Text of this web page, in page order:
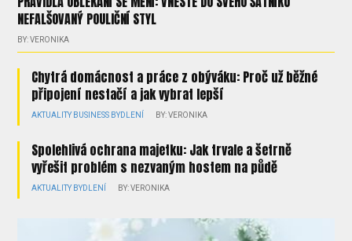
NEFALŠOVANÝ POULIČNÍ STYL
BY: VERONIKA
Chytrá domácnost a práce z obýváku: Proč už běžné
připojení nestačí a jak vybrat lepší
AKTUALITY BUSINESS BYDLENÍ BY: VERONIKA
Spolehlivá ochrana majetku: Jak trvale a šetrně
vyřešit problém s nezvaným hostem na půdě
AKTUALITY BYDLENÍ BY: VERONIKA